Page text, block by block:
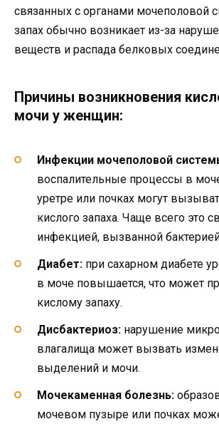
связанных с органами мочеполовой
запах обычно возникает из-за
веществ и распада белковых
Причины возникновения
мочи у женщин:
Инфекции мочеполовой
воспалительные процессы в
уретре или почках могут
кислого запаха. Чаще всего это
инфекцией, вызванной
Диабет: при сахарном диабете
в моче повышается, что может
кислому запаху.
Дисбактериоз: нарушение
влагалища может вызвать
выделений и мочи.
Мочекаменная болезнь:
мочевом пузыре или почках